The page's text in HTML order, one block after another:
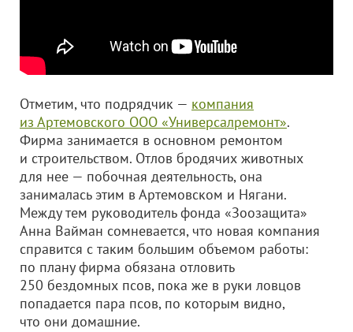
Отметим, что подрядчик — компания
из Артемовского ООО «Универсалремонт».
Фирма занимается в основном ремонтом
и строительством. Отлов бродячих животных
для нее — побочная деятельность, она
занималась этим в Артемовском и Нягани.
Между тем руководитель фонда «Зоозащита»
Анна Вайман сомневается, что новая компания
справится с таким большим объемом работы:
по плану фирма обязана отловить
250 бездомных псов, пока же в руки ловцов
попадается пара псов, по которым видно,
что они домашние.